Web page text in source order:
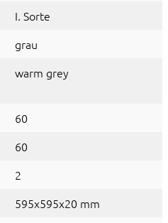
I. Sorte
grau
warm grey
60
60
2
595x595x20 mm